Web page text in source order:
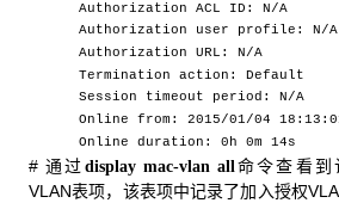
Authorization ACL ID: N/A
Authorization user profile: N/A
Authorization URL: N/A
Termination action: Default
Session timeout period: N/A
Online from: 2015/01/04
Online duration: 0h 0m 14s
# 通过 display mac-vlan all命令查看到
VLAN表项，该表项中记录了加入授权